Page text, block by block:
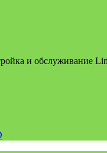
и обслуживание